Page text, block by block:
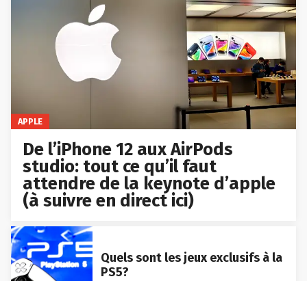
APPLE
De l’iPhone 12 aux AirPods
studio: tout ce qu’il faut
attendre de la keynote d’apple
(à suivre en direct ici)
Quels sont les jeux exclusifs à la
PS5?